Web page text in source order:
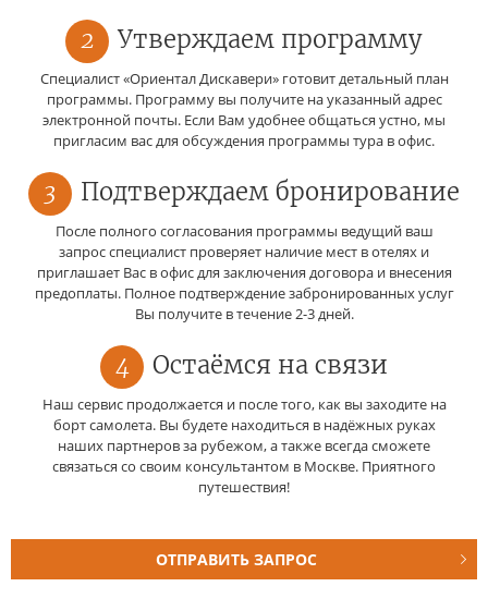
2 Утверждаем программу
Специалист «Ориентал Дискавери» готовит детальный план
программы. Программу вы получите на указанный адрес
электронной почты. Если Вам удобнее общаться устно, мы
пригласим вас для обсуждения программы тура в офис.
3 Подтверждаем бронирование
После полного согласования программы ведущий ваш
запрос специалист проверяет наличие мест в отелях и
приглашает Вас в офис для заключения договора и внесения
предоплаты. Полное подтверждение забронированных услуг
Вы получите в течение 2-3 дней.
4 Остаёмся на связи
Наш сервис продолжается и после того, как вы заходите на
борт самолета. Вы будете находиться в надёжных руках
наших партнеров за рубежом, а также всегда сможете
связаться со своим консультантом в Москве. Приятного
путешествия!
ОТПРАВИТЬ ЗАПРОС